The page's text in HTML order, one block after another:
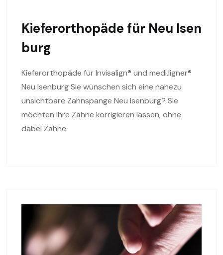
Kieferorthopäde für Neu Isen
burg
Kieferorthopäde für Invisalign® und medi.ligner®
Neu Isenburg Sie wünschen sich eine nahezu
unsichtbare Zahnspange Neu Isenburg? Sie
möchten Ihre Zähne korrigieren lassen, ohne
dabei Zähne